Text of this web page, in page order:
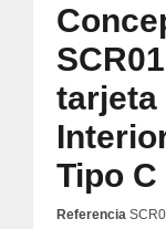
tarjeta
Tipo
Referencia